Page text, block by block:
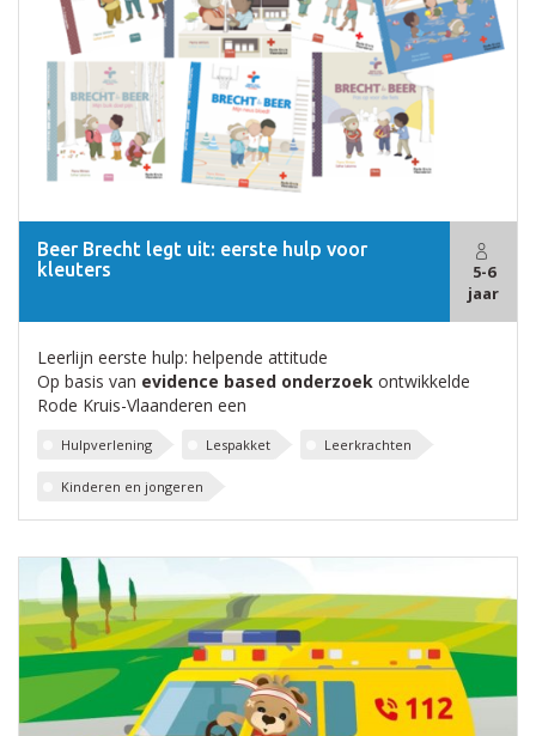
Beer Brecht legt uit: eerste hulp voor
kleuters
5-6
jaar
Leerlijn eerste hulp: helpende attitude
Op basis van evidence based onderzoek ontwikkelde
Rode Kruis-Vlaanderen een
Hulpverlening Lespakket Leerkrachten
Kinderen en jongeren